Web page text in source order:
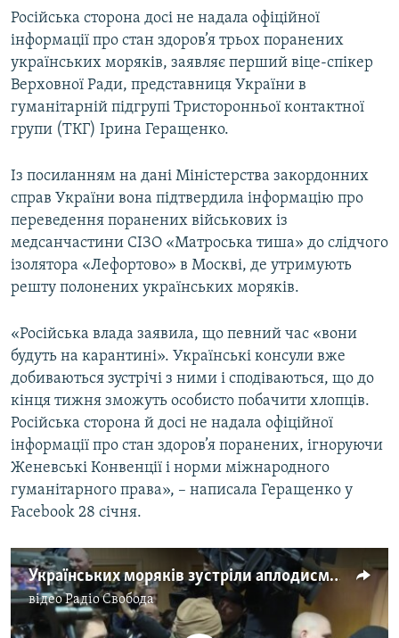
ДОЛУЧАЙСЯ!
Російська сторона досі не надала офіційної
інформації про стан здоров’я трьох поранених
українських моряків, заявляє перший віце-спікер
Верховної Ради, представниця України в
гуманітарній підгрупі Тристоронньої контактної
групи (ТКГ) Ірина Геращенко.
Із посиланням на дані Міністерства закордонних
справ України вона підтвердила інформацію про
переведення поранених військових із
медсанчастини СІЗО «Матроська тиша» до слідчого
ізолятора «Лефортово» в Москві, де утримують
решту полонених українських моряків.
«Російська влада заявила, що певний час «вони
будуть на карантині». Українські консули вже
добиваються зустрічі з ними і сподіваються, що до
кінця тижня зможуть особисто побачити хлопців.
Російська сторона й досі не надала офіційної
інформації про стан здоров’я поранених, ігноруючи
Женевські Конвенції і норми міжнародного
гуманітарного права», – написала Геращенко у
Facebook 28 січня.
Українських моряків зустріли аплодисментами на суді в Москві – відео
відеоРадіо Свобода